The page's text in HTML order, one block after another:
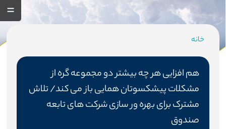
صفحه اصلی
مسیر
خانه
هم افزایی هر چه بیشتر دو مجموعه گره از
مشکلات پیشکسوتان همایی باز می کند/ تلاش
مشترک برای بهره ور سازی شرکت های تابعه
صندوق